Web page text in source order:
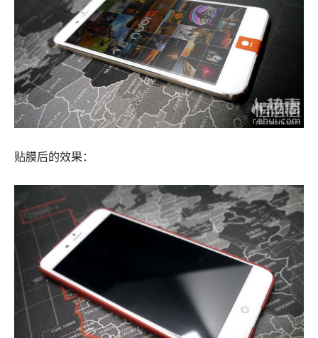
贴膜后的效果：